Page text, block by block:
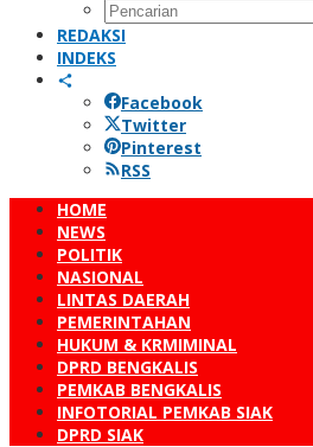
REDAKSI
INDEKS
Facebook
Twitter
Pinterest
RSS
HOME
NEWS
POLITIK
NASIONAL
LINTAS DAERAH
PEMERINTAHAN
HUKUM & KRMIMINAL
DPRD BENGKALIS
PEMKAB BENGKALIS
INFOTORIAL PEMKAB SIAK
DPRD SIAK